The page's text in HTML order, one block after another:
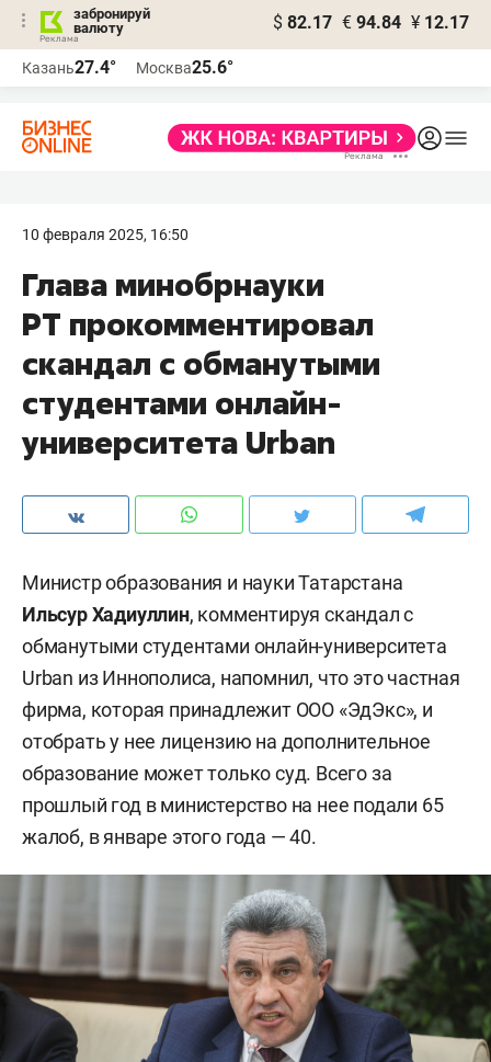
забронируй
валюту
$ 82.17 € 94.84 ¥ 12.17
Казань27.4° Москва25.6°
10 февраля 2025, 16:50
Глава минобрнауки
РТ прокомментировал
скандал с обманутыми
студентами онлайн-
университета Urban
Министр образования и науки Татарстана
Ильсур Хадиуллин, комментируя скандал с
обманутыми студентами онлайн-университета
Urban из Иннополиса, напомнил, что это частная
фирма, которая принадлежит ООО «ЭдЭкс», и
отобрать у нее лицензию на дополнительное
образование может только суд. Всего за
прошлый год в министерство на нее подали 65
жалоб, в январе этого года — 40.